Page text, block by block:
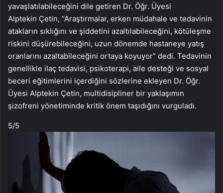
yavaşlatılabileceğini dile getiren Dr. Öğr. Üyesi
Alptekin Çetin, “Araştırmalar, erken müdahale ve tedavinin
atakların sıklığını ve şiddetini azaltılabileceğini, kötüleşme
riskini düşürebileceğini, uzun dönemde hastaneye yatış
oranlarını azaltabileceğini ortaya koyuyor” dedi. Tedavinin
genellikle ilaç tedavisi, psikoterapi, aile desteği ve sosyal
beceri eğitimlerini içerdiğini sözlerine ekleyen Dr. Öğr.
Üyesi Alptekin Çetin, multidisipliner bir yaklaşımın
şizofreni yönetiminde kritik önem taşıdığını vurguladı.
5/5